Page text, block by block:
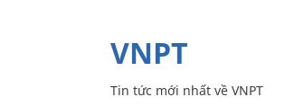
VNPT
Tin tức mới nhất về VNPT